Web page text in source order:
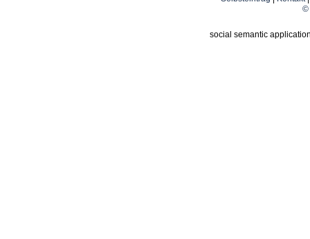
©
social semantic